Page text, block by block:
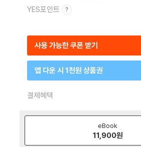
YES포인트
사용 가능한 쿠폰 받기
앱 다운 시 1천원 상품권
결제혜택
eBook
11,900원